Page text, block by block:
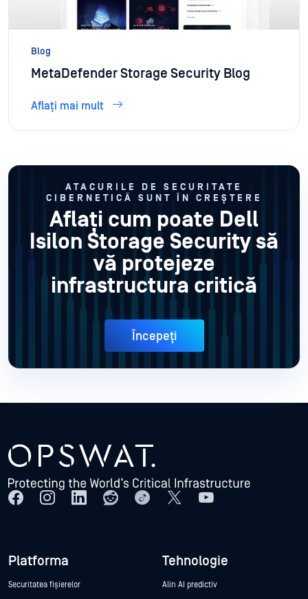
Blog
MetaDefender Storage Security Blog
Aflați mai mult
ATACURILE DE SECURITATE
CIBERNETICĂ SUNT ÎN CREȘTERE
Aflați cum poate Dell
Isilon Storage Security să
vă protejeze
infrastructura critică
Începeți
Platforma
Securitatea fișierelor
Tehnologie
Alin AI predictiv